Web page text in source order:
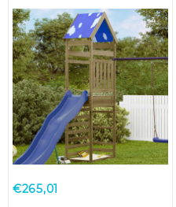
geïmpregneerd hout
€265,01